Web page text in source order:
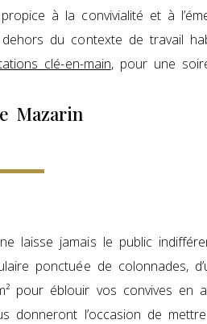
à la convivialité et à
du contexte de travail
clé-en-main, pour une
Mazarin
laisse jamais le public
ponctuée de colonnades,
éblouir vos convives en
l’occasion de